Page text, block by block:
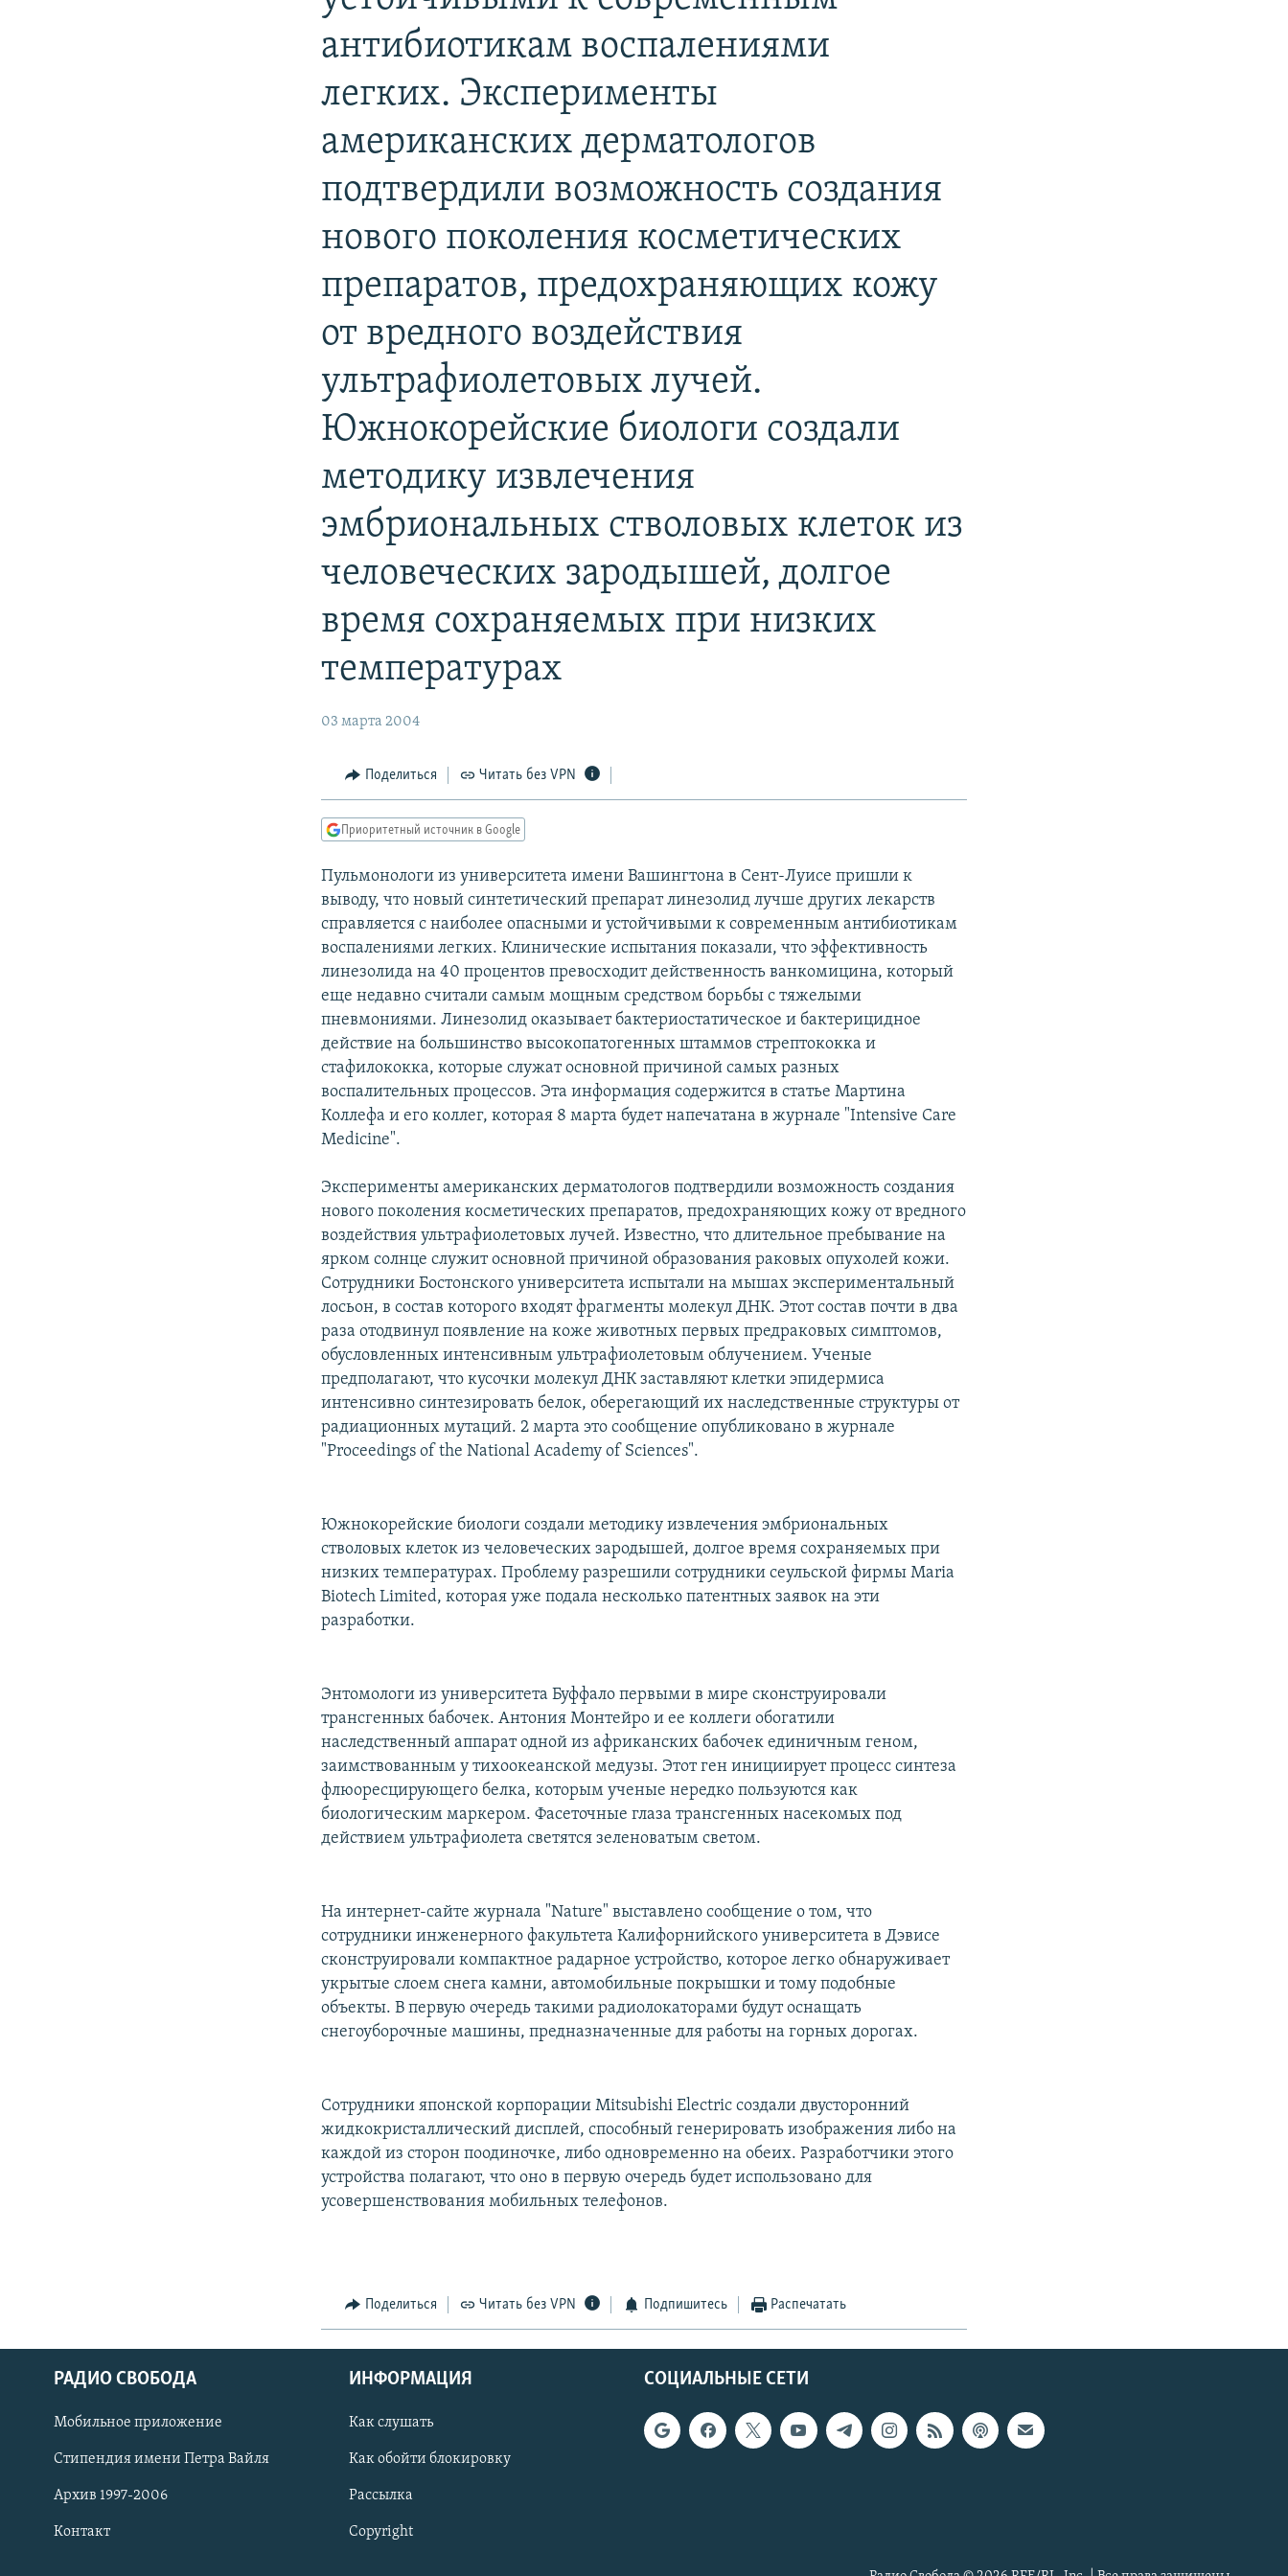
СОЦИАЛЬНЫЕ СЕТИ
антибиотикам воспалениями
легких. Эксперименты
американских дерматологов
подтвердили возможность создания
нового поколения косметических
препаратов, предохраняющих кожу
от вредного воздействия
ультрафиолетовых лучей.
Южнокорейские биологи создали
методику извлечения
эмбриональных стволовых клеток из
человеческих зародышей, долгое
время сохраняемых при низких
температурах
03 марта 2004
Поделиться Читать без VPN
Приоритетный источник в Google
Пульмонологи из университета имени Вашингтона в Сент-Луисе пришли к
выводу, что новый синтетический препарат линезолид лучше других лекарств
справляется с наиболее опасными и устойчивыми к современным антибиотикам
воспалениями легких. Клинические испытания показали, что эффективность
линезолида на 40 процентов превосходит действенность ванкомицина, который
еще недавно считали самым мощным средством борьбы с тяжелыми
пневмониями. Линезолид оказывает бактериостатическое и бактерицидное
действие на большинство высокопатогенных штаммов стрептококка и
стафилококка, которые служат основной причиной самых разных
воспалительных процессов. Эта информация содержится в статье Мартина
Коллефа и его коллег, которая 8 марта будет напечатана в журнале "Intensive Care
Medicine".
Эксперименты американских дерматологов подтвердили возможность создания
нового поколения косметических препаратов, предохраняющих кожу от вредного
воздействия ультрафиолетовых лучей. Известно, что длительное пребывание на
ярком солнце служит основной причиной образования раковых опухолей кожи.
Сотрудники Бостонского университета испытали на мышах экспериментальный
лосьон, в состав которого входят фрагменты молекул ДНК. Этот состав почти в два
раза отодвинул появление на коже животных первых предраковых симптомов,
обусловленных интенсивным ультрафиолетовым облучением. Ученые
предполагают, что кусочки молекул ДНК заставляют клетки эпидермиса
интенсивно синтезировать белок, оберегающий их наследственные структуры от
радиационных мутаций. 2 марта это сообщение опубликовано в журнале
"Proceedings of the National Academy of Sciences".
Южнокорейские биологи создали методику извлечения эмбриональных
стволовых клеток из человеческих зародышей, долгое время сохраняемых при
низких температурах. Проблему разрешили сотрудники сеульской фирмы Maria
Biotech Limited, которая уже подала несколько патентных заявок на эти
разработки.
Энтомологи из университета Буффало первыми в мире сконструировали
трансгенных бабочек. Антония Монтейро и ее коллеги обогатили
наследственный аппарат одной из африканских бабочек единичным геном,
заимствованным у тихоокеанской медузы. Этот ген инициирует процесс синтеза
флюоресцирующего белка, которым ученые нередко пользуются как
биологическим маркером. Фасеточные глаза трансгенных насекомых под
действием ультрафиолета светятся зеленоватым светом.
На интернет-сайте журнала "Nature" выставлено сообщение о том, что
сотрудники инженерного факультета Калифорнийского университета в Дэвисе
сконструировали компактное радарное устройство, которое легко обнаруживает
укрытые слоем снега камни, автомобильные покрышки и тому подобные
объекты. В первую очередь такими радиолокаторами будут оснащать
снегоуборочные машины, предназначенные для работы на горных дорогах.
Сотрудники японской корпорации Mitsubishi Electric создали двусторонний
жидкокристаллический дисплей, способный генерировать изображения либо на
каждой из сторон поодиночке, либо одновременно на обеих. Разработчики этого
устройства полагают, что оно в первую очередь будет использовано для
усовершенствования мобильных телефонов.
Поделиться Читать без VPN Подпишитесь Распечатать
СОЦИАЛЬНЫЕ СЕТИ
РАДИО СВОБОДА
Мобильное приложение
Стипендия имени Петра Вайля
Архив 1997-2006
Контакт
ИНФОРМАЦИЯ
Как слушать
Как обойти блокировку
Рассылка
Copyright